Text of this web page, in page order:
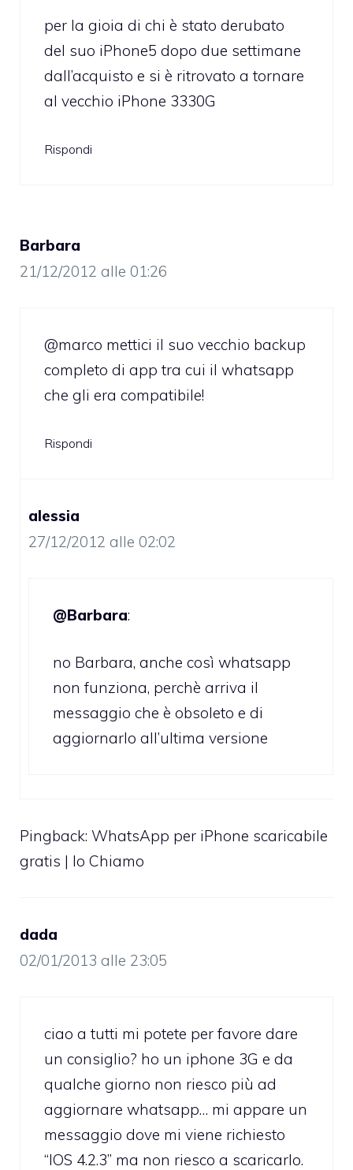
per la gioia di chi è stato derubato
del suo iPhone5 dopo due settimane
dall’acquisto e si è ritrovato a tornare
al vecchio iPhone 3330G
Rispondi
Barbara
21/12/2012 alle 01:26
@marco mettici il suo vecchio backup
completo di app tra cui il whatsapp
che gli era compatibile!
Rispondi
alessia
27/12/2012 alle 02:02
@Barbara:
no Barbara, anche così whatsapp
non funziona, perchè arriva il
messaggio che è obsoleto e di
aggiornarlo all’ultima versione
Pingback: WhatsApp per iPhone scaricabile
gratis | Io Chiamo
dada
02/01/2013 alle 23:05
ciao a tutti mi potete per favore dare
un consiglio? ho un iphone 3G e da
qualche giorno non riesco più ad
aggiornare whatsapp… mi appare un
messaggio dove mi viene richiesto
“IOS 4.2.3” ma non riesco a scaricarlo.